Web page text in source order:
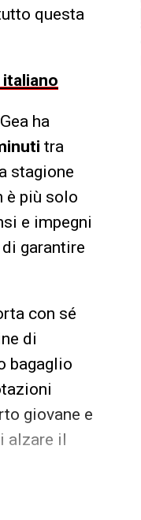
questa
ha
tra
stagione
è più solo
e impegni
garantire
con sé
di
bagaglio
giovane e
alzare il
topici